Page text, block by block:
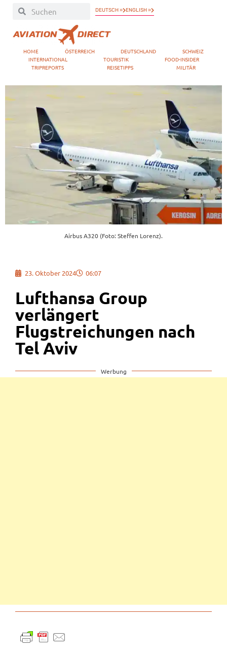
DEUTSCH » ENGLISH »
HOME ÖSTERREICH DEUTSCHLAND
SCHWEIZ
INTERNATIONAL
TOURISTIK
FOOD-INSIDER
TRIPREPORTS
REISETIPPS MILITÄR
Airbus A320 (Foto: Steffen Lorenz).
23. Oktober 2024 06:07
Lufthansa Group
verlängert
Flugstreichungen nach
Tel Aviv
Werbung